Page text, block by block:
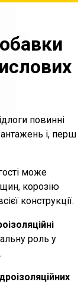
повинні
і, перш
може
корозію
конструкції.
роль у